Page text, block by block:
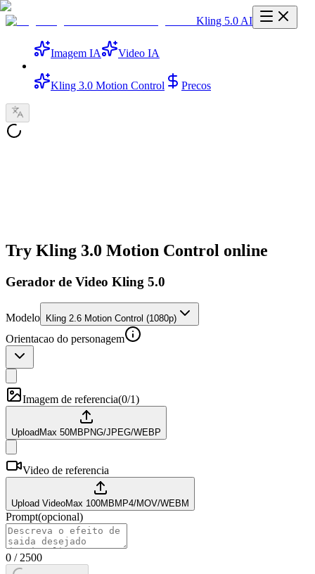
Kling 5.0 AI
Imagem IA Video IA
Kling 3.0 Motion Control Precos
Try Kling 3.0 Motion Control online
Gerador de Video Kling 5.0
Modelo Kling 2.6 Motion Control (1080p)
Orientacao do personagem
Imagem de referencia(0/1)
Upload Max 50MB PNG/JPEG/WEBP
Video de referencia
Upload VideoMax 100MB MP4/MOV/WEBM
Prompt(opcional)
0 / 2500